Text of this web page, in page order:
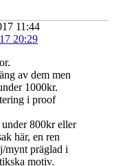
11:44
20:29
av dem men
1000kr.
i proof
800kr eller
här, en ren
mynt präglad i
motiv.